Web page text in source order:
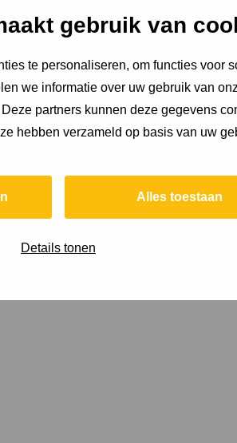
gebruik van
te personaliseren, om functies voor
we informatie over uw gebruik van
partners kunnen deze gegevens
hebben verzameld op basis van uw
Alles toestaan
Details tonen